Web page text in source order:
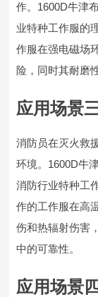
作。1600D牛津
业特种工作服的
作服在强电磁场
险，同时其耐磨
应用场景
消防员在灭火救
环境。1600D牛
消防行业特种工
作的工作服在高
伤和热辐射伤害
中的可靠性。
应用场景